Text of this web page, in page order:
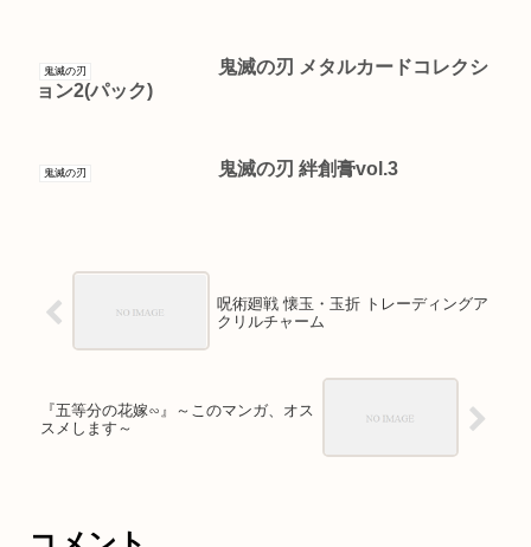
鬼滅の刃
鬼滅の刃 メタルカードコレクシ
ョン2(パック)
鬼滅の刃 鬼滅の刃 絆創膏vol.3
呪術廻戦 懐玉・玉折 トレーディングア
クリルチャーム
『五等分の花嫁∽』～このマンガ、オス
スメします～